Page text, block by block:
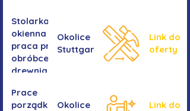
Stolarka
okienna -
praca przy
obróbce
drewnianych
okiennych
Okolice
Stuttgartu
Link do
oferty
Prace
porządkowe wOkolice
Link do